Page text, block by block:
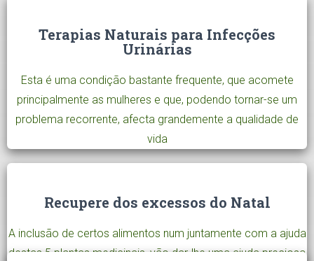
Terapias Naturais para Infecções
Urinárias
Esta é uma condição bastante frequente, que acomete
principalmente as mulheres e que, podendo tornar-se um
problema recorrente, afecta grandemente a qualidade de
vida
Recupere dos excessos do Natal
A inclusão de certos alimentos num juntamente com a ajuda
destas 5 plantas medicinais, vão dar-lhe uma ajuda preciosa